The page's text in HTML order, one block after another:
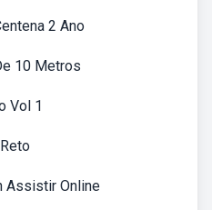
2 Ano
10 Metros
Vol 1
Assistir Online